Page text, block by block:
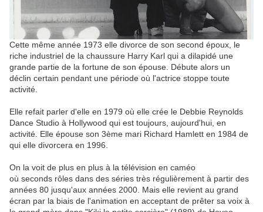
Cette même année 1973 elle divorce de son second époux, le
riche industriel de la chaussure Harry Karl qui a dilapidé une
grande partie de la fortune de son épouse. Débute alors un
déclin certain pendant une période où l'actrice stoppe toute
activité.
Elle refait parler d'elle en 1979 où elle crée le Debbie Reynolds
Dance Studio à Hollywood qui est toujours, aujourd'hui, en
activité. Elle épouse son 3ème mari Richard Hamlett en 1984 de
qui elle divorcera en 1996.
On la voit de plus en plus à la télévision en caméo
où seconds rôles dans des séries très régulièrement à partir des
années 80 jusqu'aux années 2000. Mais elle revient au grand
écran par la biais de l'animation en acceptant de prêter sa voix à